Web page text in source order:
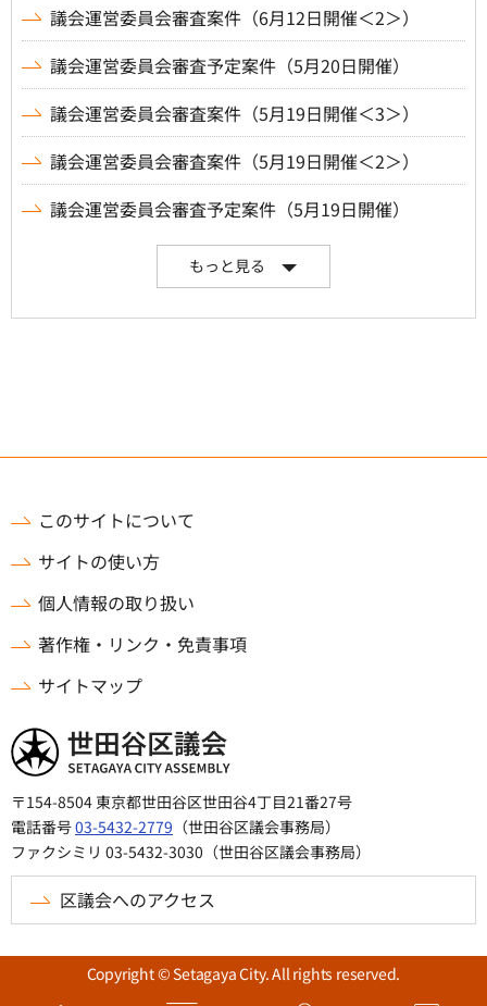
議会運営委員会審査案件（6月12日開催＜2＞）
議会運営委員会審査予定案件（5月20日開催）
議会運営委員会審査案件（5月19日開催＜3＞）
議会運営委員会審査案件（5月19日開催＜2＞）
議会運営委員会審査予定案件（5月19日開催）
もっと見る
このサイトについて
サイトの使い方
個人情報の取り扱い
著作権・リンク・免責事項
サイトマップ
世田谷区議会
〒154-8504 東京都世田谷区世田谷4丁目21番27号
電話番号03-5432-2779 （世田谷区議会事務局）
ファクシミリ 03-5432-3030（世田谷区議会事務局）
区議会へのアクセス
Copyright © Setagaya City. All rights reserved.